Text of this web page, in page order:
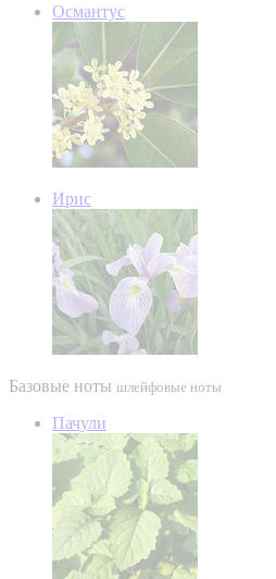
Османтус
Ирис
Базовые ноты шлейфовые ноты
Пачули